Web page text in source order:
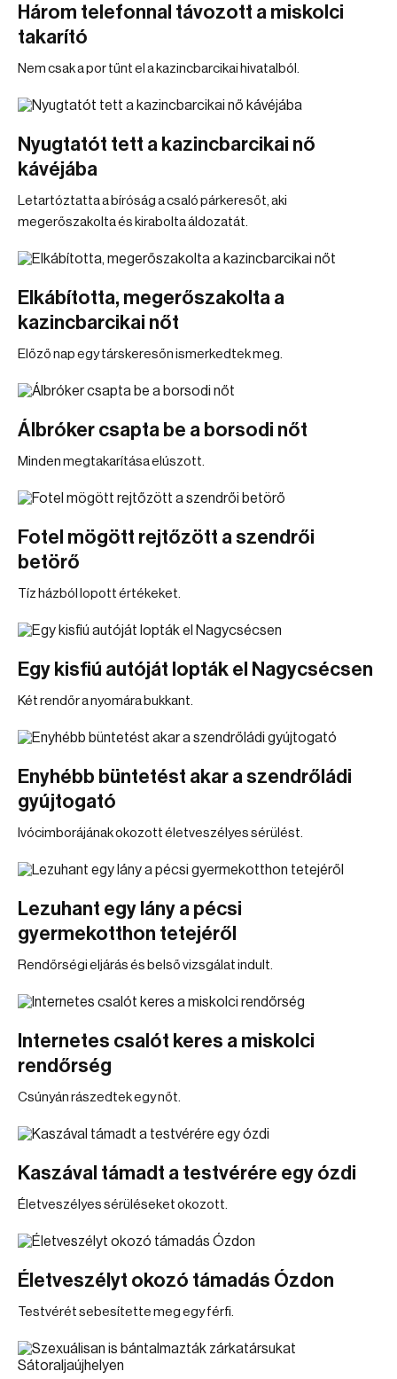
Három telefonnal távozott a miskolci
takarító
Nem csak a por tűnt el a kazincbarcikai hivatalból.
Nyugtatót tett a kazincbarcikai nő
kávéjába
Letartóztatta a bíróság a csaló párkeresőt, aki
megerőszakolta és kirabolta áldozatát.
Elkábította, megerőszakolta a
kazincbarcikai nőt
Előző nap egy társkeresőn ismerkedtek meg.
Álbróker csapta be a borsodi nőt
Minden megtakarítása elúszott.
Fotel mögött rejtőzött a szendrői
betörő
Tíz házból lopott értékeket.
Egy kisfiú autóját lopták el Nagycsécsen
Két rendőr a nyomára bukkant.
Enyhébb büntetést akar a szendrőládi
gyújtogató
Ivócimborájának okozott életveszélyes sérülést.
Lezuhant egy lány a pécsi
gyermekotthon tetejéről
Rendőrségi eljárás és belső vizsgálat indult.
Internetes csalót keres a miskolci
rendőrség
Csúnyán rászedtek egy nőt.
Kaszával támadt a testvérére egy ózdi
Életveszélyes sérüléseket okozott.
Életveszélyt okozó támadás Ózdon
Testvérét sebesítette meg egy férfi.